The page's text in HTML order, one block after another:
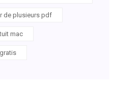
de plusieurs pdf
mac